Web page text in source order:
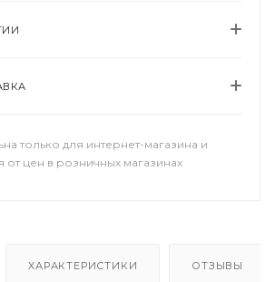
только для интернет-магазина и
от цен в розничных магазинах
ХАРАКТЕРИСТИКИ ОТЗЫВЫ